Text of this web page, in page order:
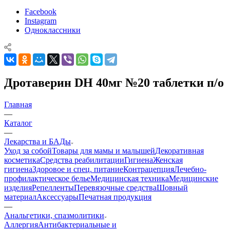
Facebook
Instagram
Одноклассники
Дротаверин DH 40мг №20 таблетки п/о
Главная
—
Каталог
—
Лекарства и БАДы
Уход за собойТовары для мамы и малышейДекоративная
косметикаСредства реабилитацииГигиенаЖенская
гигиенаЗдоровое и спец. питаниеКонтрацепцияЛечебно-
профилактическое бельеМедицинская техникаМедицинские
изделияРепеллентыПеревязочные средстваШовный
материалАксессуарыПечатная продукция
—
Анальгетики, спазмолитики
АллергияАнтибактериальные и